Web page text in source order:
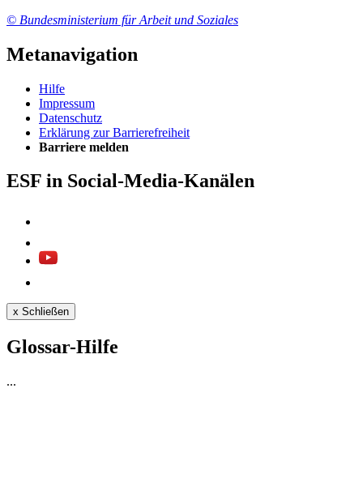
© Bundesministerium für Arbeit und Soziales
Metanavigation
Hil­fe
Im­pres­s­um
Da­ten­schutz
Er­klä­rung zur Bar­rie­re­frei­heit
Bar­rie­re mel­den
ESF in Social-Media-Kanälen
x Schließen
Glossar-Hilfe
...